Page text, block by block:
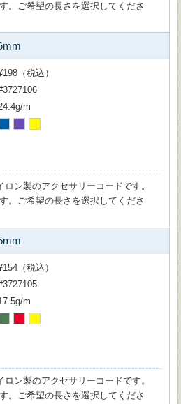
。ご希望の長さを選択してくださ
（税込）
m
ン製のアクセサリーコードです。
。ご希望の長さを選択してくださ
（税込）
m
ン製のアクセサリーコードです。
。ご希望の長さを選択してくださ